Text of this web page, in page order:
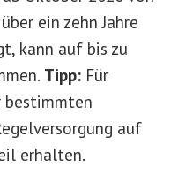
ein zehn Jahre
kann auf bis zu
Tipp: Für
bestimmten
auf
erhalten.